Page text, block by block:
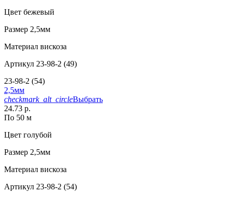
Цвет бежевый
Размер 2,5мм
Материал вискоза
Артикул 23-98-2 (49)
23-98-2 (54)
2,5мм
checkmark_alt_circleВыбрать
24.73 р.
По 50 м
Цвет голубой
Размер 2,5мм
Материал вискоза
Артикул 23-98-2 (54)